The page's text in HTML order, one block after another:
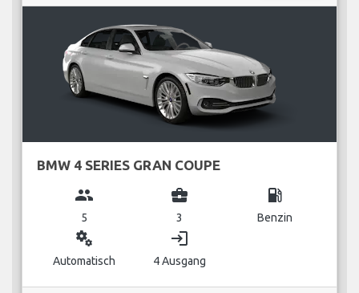
BMW 4 SERIES GRAN COUPE
group
5
business_center
3
local_gas_station
Benzin
miscellaneous_services
Automatisch
login
4 Ausgang